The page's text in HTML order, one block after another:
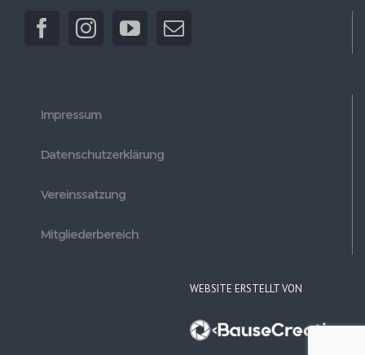
Impressum
Datenschutzerklärung
Vereinssatzung
Mitgliederbereich
WEBSITE ERSTELLT VON